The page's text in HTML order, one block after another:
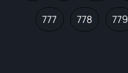
777 778 779